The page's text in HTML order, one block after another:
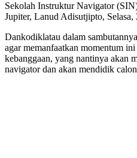
Sekolah Instruktur Navigator
Jupiter, Lanud Adisutjipto, Selasa,
Dankodiklatau dalam
agar memanfaatkan momentum
kebanggaan, yang nantinya akan
navigator dan akan mendidik